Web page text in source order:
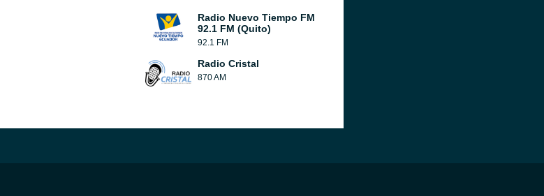
Radio Nuevo Tiempo FM
92.1 FM (Quito)
92.1 FM
Radio Cristal
870 AM